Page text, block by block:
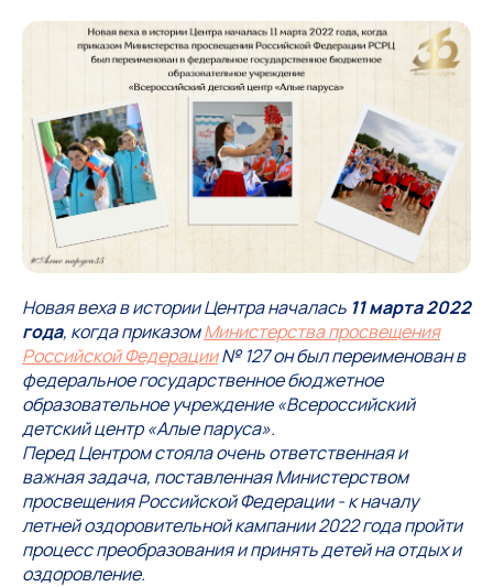
Новая веха в истории Центра началась 11 марта 2022
года, когда приказомМинистерства просвещения
Российской Федерации№ 127 он был переименован в
федеральное государственное бюджетное
образовательное учреждение «Всероссийский
детский центр «Алые паруса».
Перед Центром стояла очень ответственная и
важная задача, поставленная Министерством
просвещения Российской Федерации - к началу
летней оздоровительной кампании 2022 года пройти
процесс преобразования и принять детей на отдых и
оздоровление.